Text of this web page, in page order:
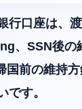
行口座は、
、SSN後の
国前の維持
です。